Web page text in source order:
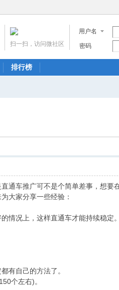
用户名
密码
扫一扫，访问微社区
排行榜
车推广可不是个简单差事，想要
大家分享一些经验：
情况上，这样直通车才能持续稳定
有自己的方法了。
个左右)。